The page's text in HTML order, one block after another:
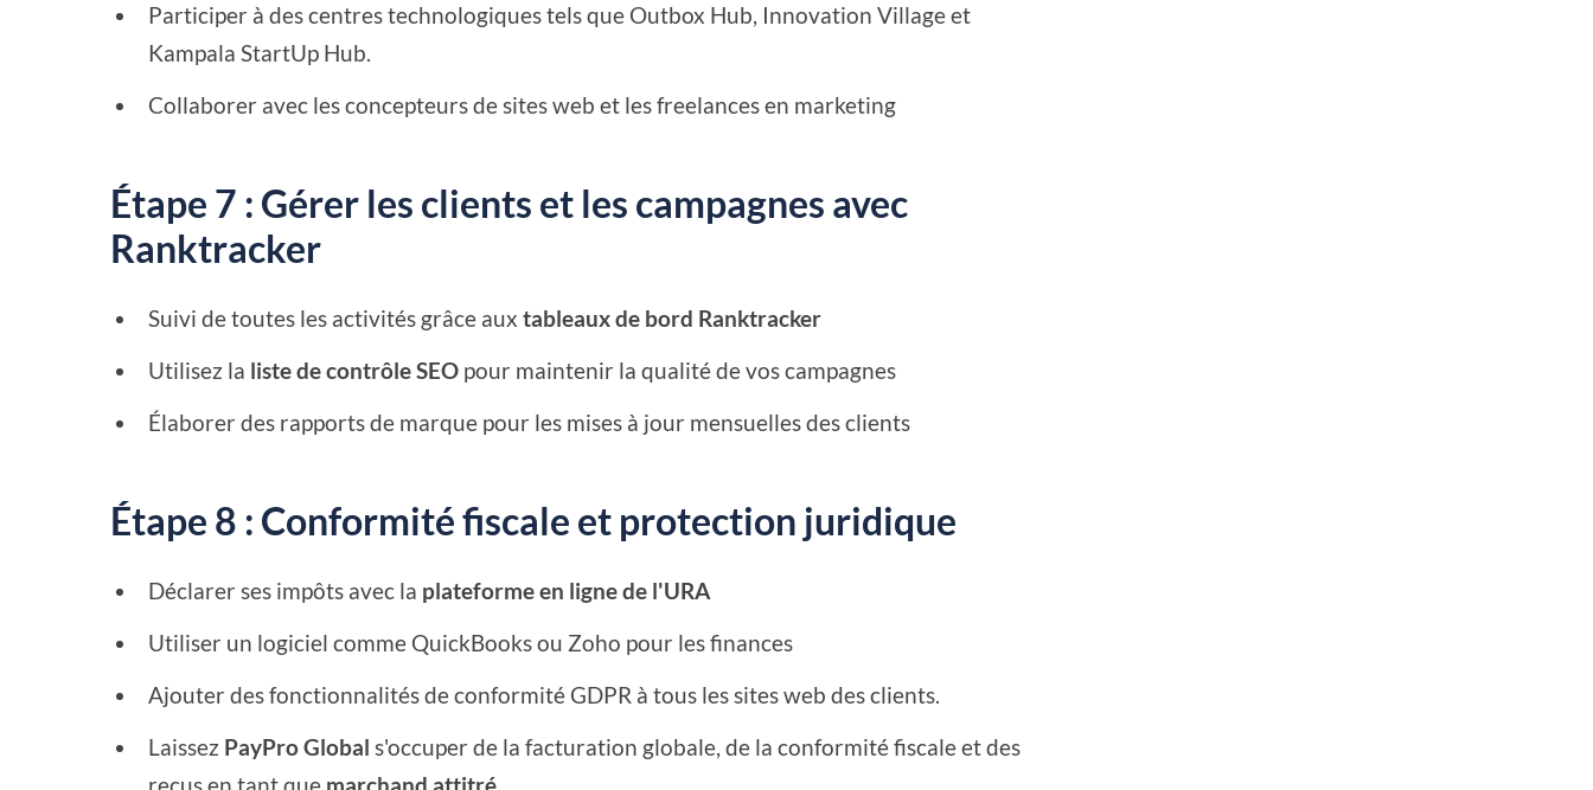
Participer à des centres technologiques tels que Outbox Hub, Innovation Village et
Kampala StartUp Hub.
Collaborer avec les concepteurs de sites web et les freelances en marketing
Étape 7 : Gérer les clients et les campagnes avec
Ranktracker
Suivi de toutes les activités grâce auxtableaux de bord Ranktracker
Utilisez la liste de contrôle SEO pour maintenir la qualité de vos campagnes
Élaborer des rapports de marque pour les mises à jour mensuelles des clients
Étape 8 : Conformité fiscale et protection juridique
Déclarer ses impôts avec la plateforme en ligne de l'URA
Utiliser un logiciel comme QuickBooks ou Zoho pour les finances
Ajouter des fonctionnalités de conformité GDPR à tous les sites web des clients.
Laissez PayPro Global s'occuper de la facturation globale, de la conformité fiscale et des